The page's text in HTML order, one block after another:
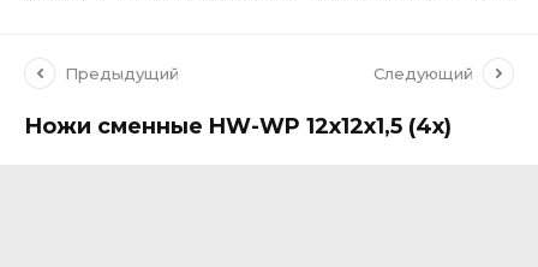
Предыдущий Следующий
Ножи сменные HW-WP 12x12x1,5 (4x)